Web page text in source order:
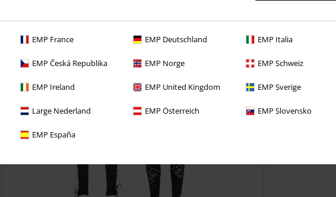
EMP France EMP Deutschland EMP Italia
EMP Česká Republika EMP Norge EMP Schweiz
EMP Ireland EMP United Kingdom EMP Sverige
Large Nederland EMP Österreich EMP Slovensko
EMP España